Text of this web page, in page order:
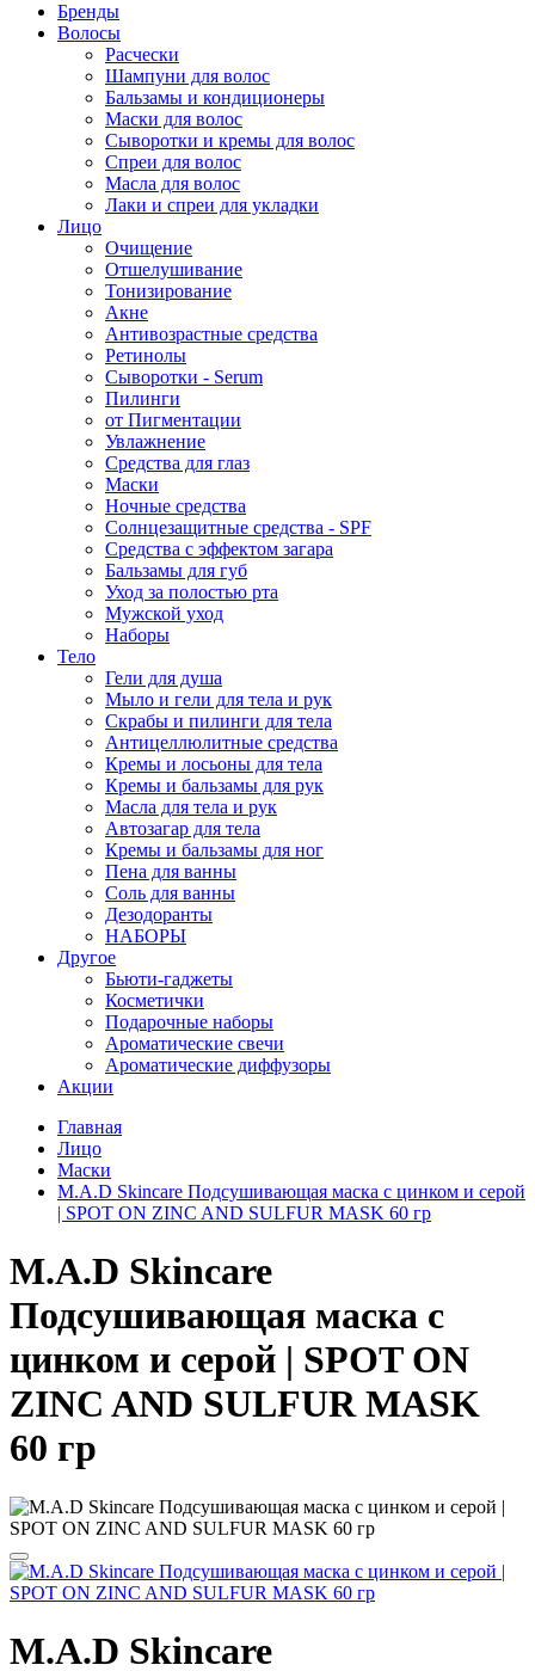
Бренды
Волосы
Расчески
Шампуни для волос
Бальзамы и кондиционеры
Маски для волос
Сыворотки и кремы для волос
Спреи для волос
Масла для волос
Лаки и спреи для укладки
Лицо
Очищение
Отшелушивание
Тонизирование
Акне
Антивозрастные средства
Ретинолы
Сыворотки - Serum
Пилинги
от Пигментации
Увлажнение
Средства для глаз
Маски
Ночные средства
Солнцезащитные средства - SPF
Средства c эффектом загара
Бальзамы для губ
Уход за полостью рта
Мужской уход
Наборы
Тело
Гели для душа
Мыло и гели для тела и рук
Скрабы и пилинги для тела
Антицеллюлитные средства
Кремы и лосьоны для тела
Кремы и бальзамы для рук
Масла для тела и рук
Автозагар для тела
Кремы и бальзамы для ног
Пена для ванны
Соль для ванны
Дезодоранты
НАБОРЫ
Другое
Бьюти-гаджеты
Косметички
Подарочные наборы
Ароматические свечи
Ароматические диффузоры
Акции
Главная
Лицо
Маски
M.A.D Skincare Подсушивающая маска с цинком и серой
| SPOT ON ZINC AND SULFUR MASK 60 гр
M.A.D Skincare
Подсушивающая маска с
цинком и серой | SPOT ON
ZINC AND SULFUR MASK
60 гр
M.A.D Skincare